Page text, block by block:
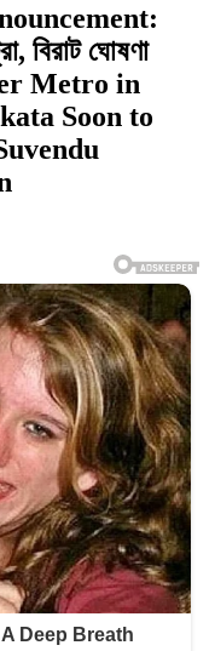
বিরাট ঘোষণা
Metro in
Soon to